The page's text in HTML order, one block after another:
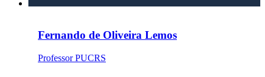
Fernando de Oliveira Lemos
Professor PUCRS